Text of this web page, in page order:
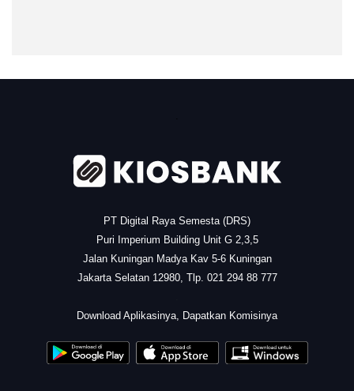
PT Digital Raya Semesta (DRS)
Puri Imperium Building Unit G 2,3,5
Jalan Kuningan Madya Kav 5-6 Kuningan
Jakarta Selatan 12980, Tlp. 021 294 88 777
Download Aplikasinya, Dapatkan Komisinya